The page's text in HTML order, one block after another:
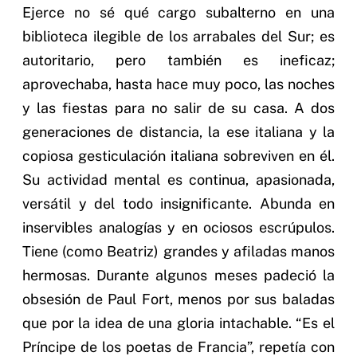
Ejerce no sé qué cargo subalterno en una
biblioteca ilegible de los arrabales del Sur; es
autoritario, pero también es ineficaz;
aprovechaba, hasta hace muy poco, las noches
y las fiestas para no salir de su casa. A dos
generaciones de distancia, la ese italiana y la
copiosa gesticulación italiana sobreviven en él.
Su actividad mental es continua, apasionada,
versátil y del todo insignificante. Abunda en
inservibles analogías y en ociosos escrúpulos.
Tiene (como Beatriz) grandes y afiladas manos
hermosas. Durante algunos meses padeció la
obsesión de Paul Fort, menos por sus baladas
que por la idea de una gloria intachable. “Es el
Príncipe de los poetas de Francia”, repetía con